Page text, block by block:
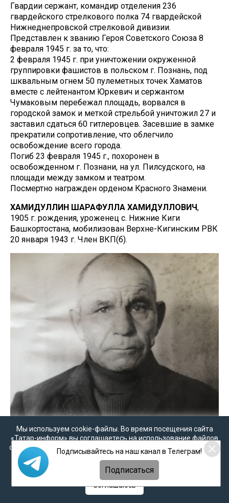
Гвардии сержант, командир отделения 236
гвардейского стрелкового полка 74 гвардейской
Нижнеднепровской стрелковой дивизии.
Представлен к званию Героя Советского Союза 8
февраля 1945 г. за то, что:
2 февраля 1945 г. при уничтожении окруженной
группировки фашистов в польском г. Познань, под
шквальным огнем 50 пулеметных точек Хаматов
вместе с лейтенантом Юркевич и сержантом
Чумаковым перебежал площадь, ворвался в
городской замок и меткой стрельбой уничтожил 27 и
заставил сдаться 60 гитлеровцев. Засевшие в замке
прекратили сопротивление, что облегчило
освобождение всего города.
Погиб 23 февраля 1945 г., похоронен в
освобожденном г. Познани, на ул. Пилсудского, на
площади между замком и театром.
Посмертно награжден орденом Красного Знамени.
ХАМИДУЛЛИН ШАРАФУЛЛА ХАМИДУЛЛОВИЧ,
1905 г. рождения, уроженец с. Нижние Киги
Башкортостана, мобилизован Верхне-Кигинским РВК
20 января 1943 г. Член ВКП(б).
Мы используем cookie-файлы. Во время посещения сайта
«Татар-информ» вы соглашаетесь на использование файлов
cookie в соответствии с настоящим уведомлением, согласием
наобработку персональных данных,Политикой о
персональных данных
Политикой конфиденциальности
Соглашаюсь
Подписывайтесь на наш канал в Телеграм!
Подписаться